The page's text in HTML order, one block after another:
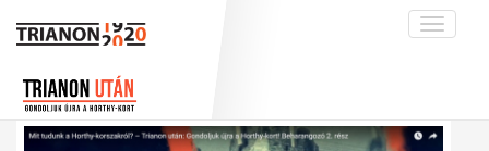
Toggle
Nemzetközi kontextus: iratok és
A kutatócsoport működéséről
Hírek